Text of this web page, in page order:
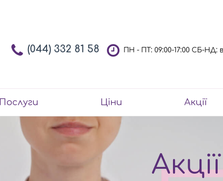
(044) 332 81 58 ПН - ПТ: 09:00-17:00 СБ-НД:
Послуги Ціни Акції